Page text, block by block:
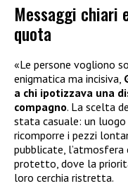
Messaggi chiari
quota
«Le persone vogliono
enigmatica ma incisiva,
a chi ipotizzava una
compagno. La scelta
stata casuale: un
ricomporre i pezzi
pubblicate, l’atmosfera
protetto, dove la
loro cerchia ristretta.